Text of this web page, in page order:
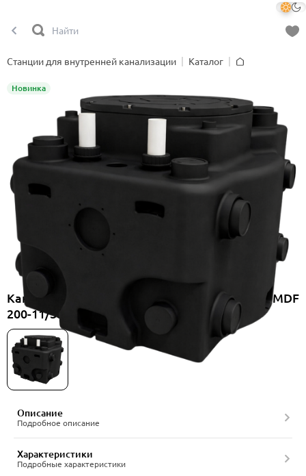
Станции для внутренней канализации
Каталог
Канализационная насосная станция Onimiq MDF
200-11/380-2BCC-50/4A, артикул 22556534
Новинка
Описание
Подробное описание
Характеристики
Подробные характеристики